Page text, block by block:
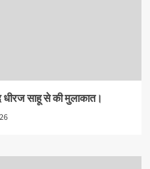
धीरज साहू से की मुलाकात।